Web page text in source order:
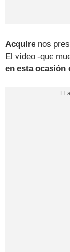
Acquire nos
El vídeo -que
en esta ocasión